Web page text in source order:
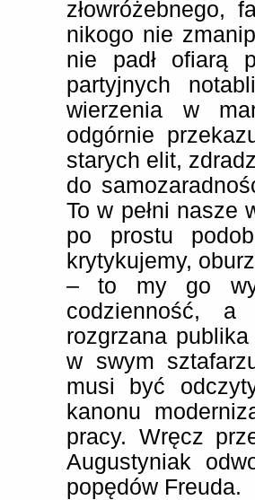
złowróżebnego,
nikogo nie
nie padł ofiarą
partyjnych
wierzenia w
odgórnie
starych elit,
do
To w pełni nasze
po prostu
krytykujemy,
– to my go
codzienność,
rozgrzana
w swym
musi być
kanonu
pracy. Wręcz
Augustyniak
popędów Freuda.